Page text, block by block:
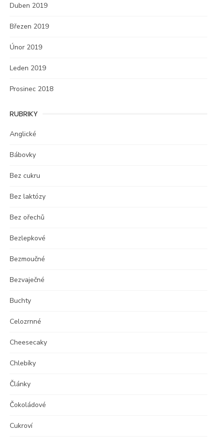
Duben 2019
Březen 2019
Únor 2019
Leden 2019
Prosinec 2018
RUBRIKY
Anglické
Bábovky
Bez cukru
Bez laktózy
Bez ořechů
Bezlepkové
Bezmoučné
Bezvaječné
Buchty
Celozrnné
Cheesecaky
Chlebíky
Články
Čokoládové
Cukroví